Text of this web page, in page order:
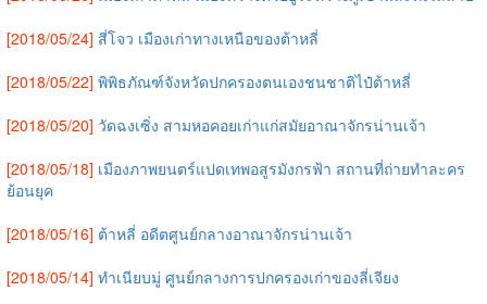
[2018/05/24] สี่โจว เมืองเก่าทางเหนือของต้าหลี่
[2018/05/22] พิพิธภัณฑ์จังหวัดปกครองตนเองชนชาติไป๋ต้าหลี่
[2018/05/20] วัดฉงเซิ่ง สามหอคอยเก่าแก่สมัยอาณาจักรน่านเจ้า
[2018/05/18] เมืองภาพยนตร์แปดเทพอสูรมังกรฟ้า สถานที่ถ่ายทำละคร
ย้อนยุค
[2018/05/16] ต้าหลี่ อดีตศูนย์กลางอาณาจักรน่านเจ้า
[2018/05/14] ทำเนียบมู่ ศูนย์กลางการปกครองเก่าของลี่เจียง